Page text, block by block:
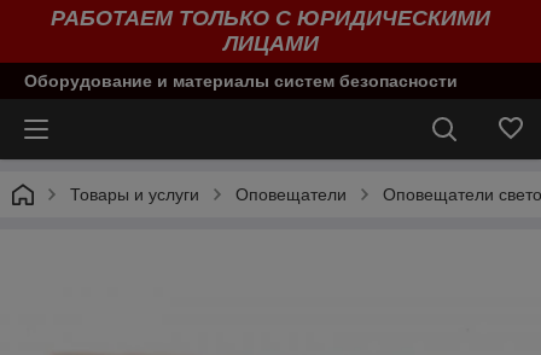
РАБОТАЕМ ТОЛЬКО С ЮРИДИЧЕСКИМИ
ЛИЦАМИ
Оборудование и материалы систем безопасности
Товары и услуги Оповещатели Оповещатели